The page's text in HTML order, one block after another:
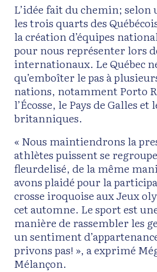
L’idée fait du chemin; selon
les trois quarts des
la création d’équipes
pour nous représenter lors
internationaux. Le Québec
qu’emboîter le pas à
nations, notamment Porto
l’Écosse, le Pays de Galles et
britanniques.
« Nous maintiendrons la
athlètes puissent se
fleurdelisé, de la même
avons plaidé pour la
crosse iroquoise aux Jeux
cet automne. Le sport est
manière de rassembler les
un sentiment
privons pas! », a exprimé
Mélançon.